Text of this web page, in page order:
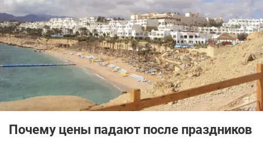
Почему цены падают после праздников